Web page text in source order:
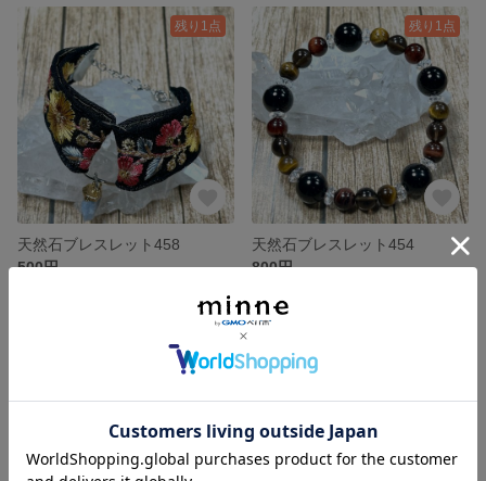
残り1点
天然石ブレスレット458
500円
残り1点
天然石ブレスレット454
800円
残り1点